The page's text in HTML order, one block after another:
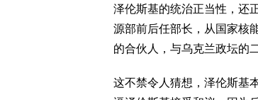
泽伦斯基的统治正当性，还
源部前后任部长，从国家核
的合伙人，与乌克兰政坛的
这不禁令人猜想，泽伦斯基